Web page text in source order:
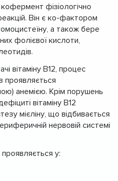
кофермент фізіологічно
Він є ко-фактором
а також бере
фолієвої кислоти,
вітаміну В12, процес
проявляється
анемією. Крім порушень
вітаміну В12
мієліну, що відбивається
нервовій системі
у: